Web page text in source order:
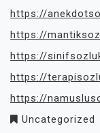
https://
https://
https://
https://
https://
Uncategorized